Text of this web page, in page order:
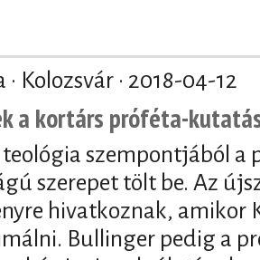
Kolozsvár · 2018-04-12
a kortárs próféta-
teológia szempontjából a
szerepet tölt be. Az
hivatkoznak, amikor
Bullinger pedig a